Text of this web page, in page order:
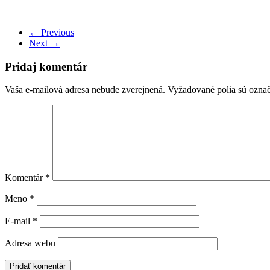
← Previous
Next →
Pridaj komentár
Vaša e-mailová adresa nebude zverejnená. Vyžadované polia sú
Komentár *
Meno *
E-mail *
Adresa webu